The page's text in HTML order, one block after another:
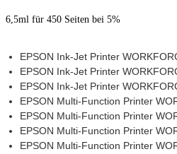
6,5ml für 450 Seiten bei 5%
EPSON Ink-Jet Printer
EPSON Ink-Jet Printer
EPSON Ink-Jet Printer
EPSON Multi-Function Printer
EPSON Multi-Function Printer
EPSON Multi-Function Printer
EPSON Multi-Function Printer